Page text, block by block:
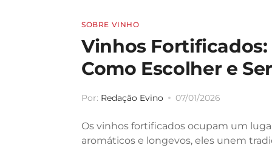
SOBRE VINHO
Vinhos
Como Escolher e
Por: Redação Evino 07/01/2026
Os vinhos fortificados ocupam um
aromáticos e longevos, eles unem